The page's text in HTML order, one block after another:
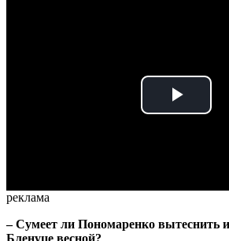
Play
реклама
– Сумеет ли Пономаренко вытеснить